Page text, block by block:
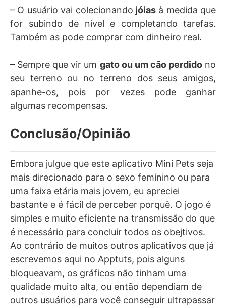
– O usuário vai colecionando jóiasà medida que
for subindo de nível e completando tarefas.
Também as pode comprar com dinheiro real.
– Sempre que vir um gato ou um cão perdidono
seu terreno ou no terreno dos seus amigos,
apanhe-os, pois por vezes pode ganhar
algumas recompensas.
Conclusão/Opinião
Embora julgue que este aplicativo Mini Pets seja
mais direcionado para o sexo feminino ou para
uma faixa etária mais jovem, eu apreciei
bastante e é fácil de perceber porquê. O jogo é
simples e muito eficiente na transmissão do que
é necessário para concluir todos os obejtivos.
Ao contrário de muitos outros aplicativos que já
escrevemos aqui no Apptuts, pois alguns
bloqueavam, os gráficos não tinham uma
qualidade muito alta, ou então dependiam de
outros usuários para você conseguir ultrapassar